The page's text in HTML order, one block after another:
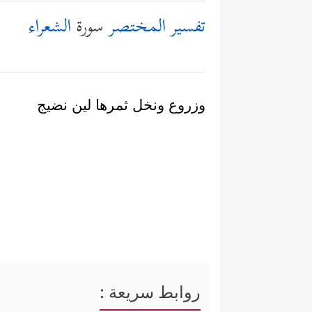
تفسير المختصرسورةالشعراء
وزروع ونخل ثمرها لين نضيج
روابط سريعة :